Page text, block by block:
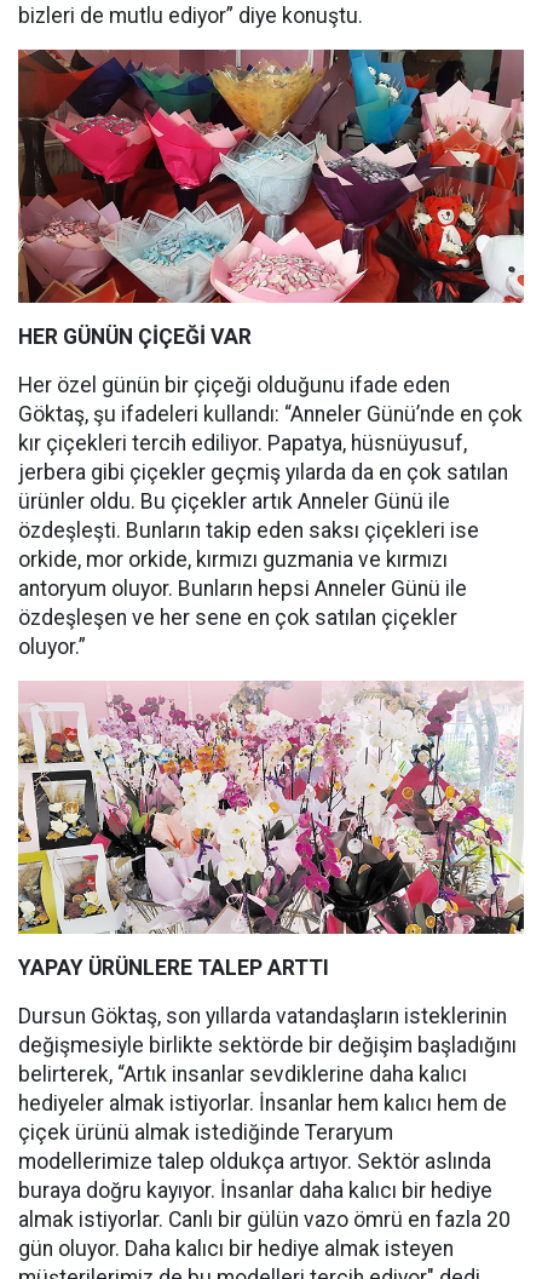
bizleri de mutlu ediyor” diye konuştu.
HER GÜNÜN ÇİÇEĞİ VAR
Her özel günün bir çiçeği olduğunu ifade eden
Göktaş, şu ifadeleri kullandı: “Anneler Günü’nde en çok
kır çiçekleri tercih ediliyor. Papatya, hüsnüyusuf,
jerbera gibi çiçekler geçmiş yılarda da en çok satılan
ürünler oldu. Bu çiçekler artık Anneler Günü ile
özdeşleşti. Bunların takip eden saksı çiçekleri ise
orkide, mor orkide, kırmızı guzmania ve kırmızı
antoryum oluyor. Bunların hepsi Anneler Günü ile
özdeşleşen ve her sene en çok satılan çiçekler
oluyor.”
YAPAY ÜRÜNLERE TALEP ARTTI
Dursun Göktaş, son yıllarda vatandaşların isteklerinin
değişmesiyle birlikte sektörde bir değişim başladığını
belirterek, “Artık insanlar sevdiklerine daha kalıcı
hediyeler almak istiyorlar. İnsanlar hem kalıcı hem de
çiçek ürünü almak istediğinde Teraryum
modellerimize talep oldukça artıyor. Sektör aslında
buraya doğru kayıyor. İnsanlar daha kalıcı bir hediye
almak istiyorlar. Canlı bir gülün vazo ömrü en fazla 20
gün oluyor. Daha kalıcı bir hediye almak isteyen